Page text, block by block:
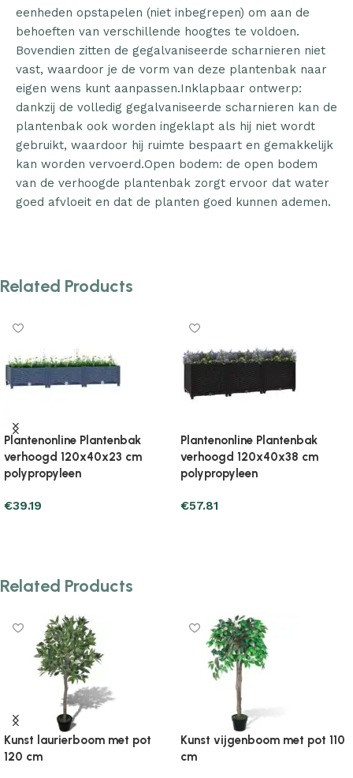
eenheden opstapelen (niet inbegrepen) om aan de
behoeften van verschillende hoogtes te voldoen.
Bovendien zitten de gegalvaniseerde scharnieren niet
vast, waardoor je de vorm van deze plantenbak naar
eigen wens kunt aanpassen.Inklapbaar ontwerp:
dankzij de volledig gegalvaniseerde scharnieren kan de
plantenbak ook worden ingeklapt als hij niet wordt
gebruikt, waardoor hij ruimte bespaart en gemakkelijk
kan worden vervoerd.Open bodem: de open bodem
van de verhoogde plantenbak zorgt ervoor dat water
goed afvloeit en dat de planten goed kunnen ademen.
Related Products
Plantenonline Plantenbak
verhoogd 120x40x38 cm
polypropyleen
€50.95
Plantenonline Plantenbak
verhoogd 120x40x71 cm
polypropyleen
€76.43
Related Products
Kunst laurierboom met pot
120 cm
Kunst vijgenboom met pot 110
cm